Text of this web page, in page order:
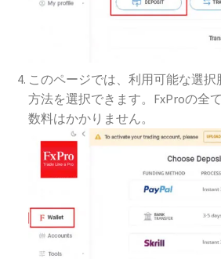
このページでは、利用可能な選
方法を選択できます。FxProの全
数料はかかりません。